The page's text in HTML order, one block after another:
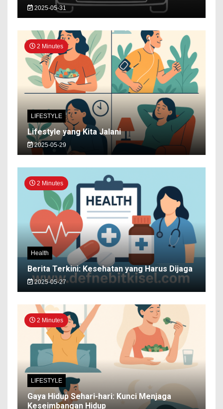
2025-05-31
2 Minutes
LIFESTYLE
Lifestyle yang Kita Jalani
2025-05-29
2 Minutes
Health
Berita Terkini: Kesehatan yang Harus Dijaga
2025-05-27
2 Minutes
LIFESTYLE
Gaya Hidup Sehari-hari: Kunci Menjaga
Keseimbangan Hidup